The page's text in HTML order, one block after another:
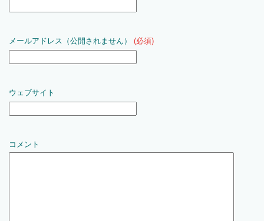
メールアドレス（公開されません） (必須)
ウェブサイト
コメント